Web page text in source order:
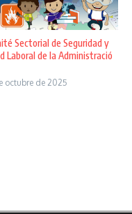
Sectorial de Seguridad y
Laboral de la Administració
octubre de 2025